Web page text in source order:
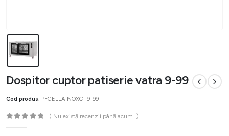
Dospitor cuptor patiserie vatra 9-99
Cod produs: PFCELLAINOXCT9-99
( Nu există recenzii până acum. )